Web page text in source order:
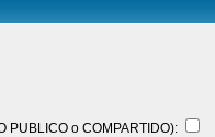
PUBLICO o COMPARTIDO):